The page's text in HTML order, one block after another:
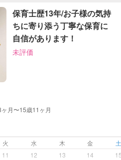
可能
型割引対象(旧内閣府補助対象)
、病後児、ともに不可
保育士歴13年/お子様の気持
ちに寄り添う丁寧な保育に
自信があります！
未評価
月〜15歳11ヶ月
火 水 木 金
11 12 13 14